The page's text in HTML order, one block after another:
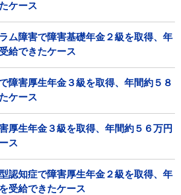
ケース
ム障害で障害基礎年金２級を取得、年
給できたケース
障害厚生年金３級を取得、年間約５８
ケース
厚生年金３級を取得、年間約５６万円
ス
認知症で障害厚生年金２級を取得、年
受給できたケース